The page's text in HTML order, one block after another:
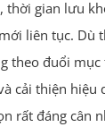
thời gian lưu
liên tục. Dù
theo đuổi
cải thiện hiệu
rất đáng cân